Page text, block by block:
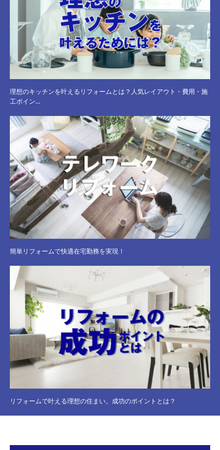
理想のキッチンを叶えるリフォームとは？人気レイアウト・費用・施
工ポイン…
簡単リフォームで快適在宅勤務を実現！
リフォームで叶える理想の住まい。成功のポイントとは？